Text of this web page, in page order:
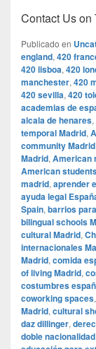
Contact Us on
Publicado en
england, 420
420 lisboa, 420
manchester, 420
420 sevilla, 420
academias de
alcala de henares,
temporal Madrid,
community Madrid
Madrid, American
American
madrid, aprender
ayuda legal
Spain, barrios
bilingual schools
cultural Madrid,
internacionales
Madrid, comida
of living Madrid,
costumbres
coworking spaces,
Madrid, cultural
daz dillinger,
doble nacionalidad